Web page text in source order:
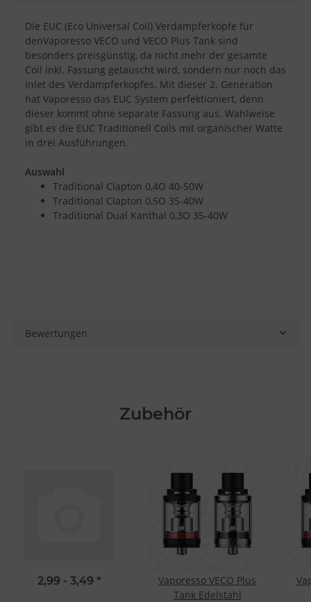
Die EUC (Eco Universal Coil) Verdampferköpfe für
denVaporesso VECO und VECO Plus Tank sind
besonders preisgünstig, da nicht mehr der gesamte
Coil inkl. Fassung getauscht wird, sondern nur noch das
Inlet des Verdampferkopfes. Mit dieser 2. Generation
hat Vaporesso das EUC System perfektioniert, denn
dieser kommt ohne separate Fassung aus. Wahlweise
gibt es die EUC Traditionell Coils mit organischer Watte
in drei Ausführungen.
Auswahl
Traditional Clapton 0,4O 40-50W
Traditional Clapton 0,5O 35-40W
Traditional Dual Kanthal 0,3O 35-40W
Bewertungen
Zubehör
2,99 - 3,49 *
Vaporesso VECO Plus
Tank Edelstahl